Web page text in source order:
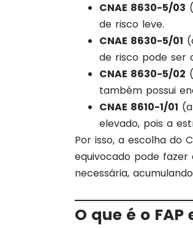
CNAE 8630-5/03
de risco leve.
CNAE 8630-5/01
de risco pode ser
CNAE 8630-5/02
também possui
CNAE 8610-1/01
elevado, pois a
Por isso, a escolha do
equivocado pode
necessária,
O que é o